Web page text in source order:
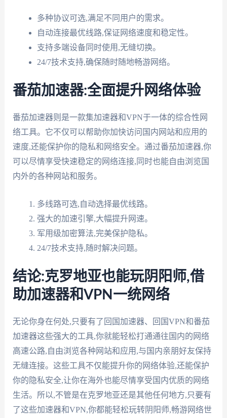
多种协议可选,满足不同用户的需求。
自动连接最优线路,保证网络速度和稳定性。
支持多端设备同时使用,无缝切换。
24/7技术支持,确保随时随地畅游网络。
番茄加速器:全面提升网络体验
番茄加速器则是一款集加速器和VPN于一体的综合性网
络工具。它不仅可以帮助你加快访问国内网站和应用的
速度,还能保护你的隐私和网络安全。通过番茄加速器,你
可以尽情享受快速稳定的网络连接,同时也能自由浏览国
内外的各种网站和服务。
多线路可选,自动选择最优线路。
强大的加速引擎,大幅提升网速。
军用级加密算法,完美保护隐私。
24/7技术支持,随时解决问题。
结论:克罗地亚也能玩阴阳师,借
助加速器和VPN一统网络
无论你身在何处,只要有了回国加速器、回国VPN和番茄
加速器这些强大的工具,你就能轻松打通通往国内的网络
高速公路,自由浏览各种网站和应用,与国内亲朋好友保持
无缝连接。这些工具不仅能提升你的网络体验,还能保护
你的隐私安全,让你在海外也能尽情享受国内优质的网络
生活。所以,不管是在克罗地亚还是其他任何地方,只要有
了这些加速器和VPN,你都能轻松玩转阴阳师,畅游网络世